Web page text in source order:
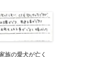
族の愛犬が亡く